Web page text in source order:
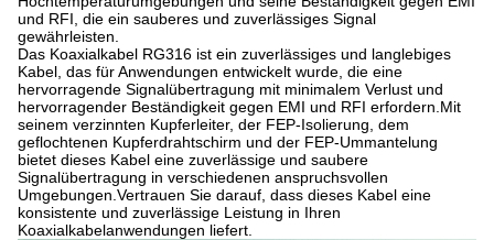
und RFI, die ein sauberes und zuverlässiges Signal
gewährleisten.
Das Koaxialkabel RG316 ist ein zuverlässiges und langlebiges
Kabel, das für Anwendungen entwickelt wurde, die eine
hervorragende Signalübertragung mit minimalem Verlust und
hervorragender Beständigkeit gegen EMI und RFI erfordern.Mit
seinem verzinnten Kupferleiter, der FEP-Isolierung, dem
geflochtenen Kupferdrahtschirm und der FEP-Ummantelung
bietet dieses Kabel eine zuverlässige und saubere
Signalübertragung in verschiedenen anspruchsvollen
Umgebungen.Vertrauen Sie darauf, dass dieses Kabel eine
konsistente und zuverlässige Leistung in Ihren
Koaxialkabelanwendungen liefert.